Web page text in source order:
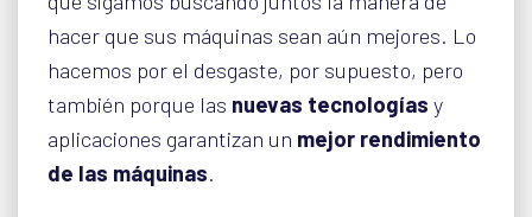
hacer que sus máquinas sean aún mejores. Lo
hacemos por el desgaste, por supuesto, pero
también porque las nuevas tecnologías y
aplicaciones garantizan un mejor rendimiento
de las máquinas.